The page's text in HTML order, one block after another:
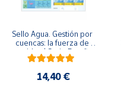
Sello Agua. Gestión por
cuencas: la fuerza de
una idea.| Serie España
ES| Pliego Premium
14,40 €